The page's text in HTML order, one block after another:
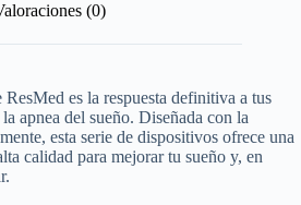
(0)
es la respuesta definitiva a tus
apnea del sueño. Diseñada con la
esta serie de dispositivos ofrece una
calidad para mejorar tu sueño y, en